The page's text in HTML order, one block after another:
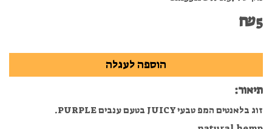
₪5
תיאור:
זוג בלאנטים המפ טבעי JUICY בטעם ענבים PURPLE.